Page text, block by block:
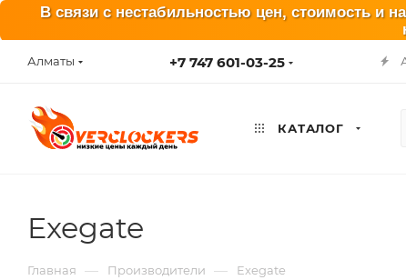
В связи с нестабильностью цен, стоимость и
Алматы +7 747 601-03-25
КАТАЛОГ
Exegate
Главная — Производители — Exegate